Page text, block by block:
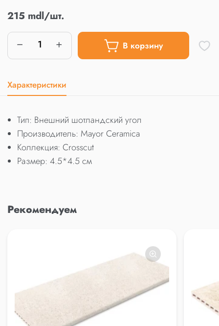
215 mdl/шт.
В корзину
Характеристики
Тип: Внешний шотландский угол
Производитель: Mayor Ceramica
Коллекция: Crosscut
Размер: 4.5*4.5 см
Рекомендуем